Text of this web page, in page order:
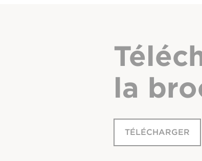
la
TÉLÉCHARGER